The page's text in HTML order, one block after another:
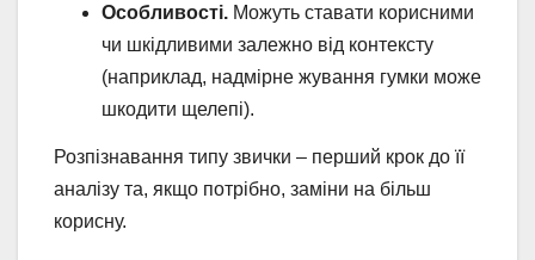
Особливості. Можуть ставати корисними
чи шкідливими залежно від контексту
(наприклад, надмірне жування гумки може
шкодити щелепі).
Розпізнавання типу звички – перший крок до її
аналізу та, якщо потрібно, заміни на більш
корисну.